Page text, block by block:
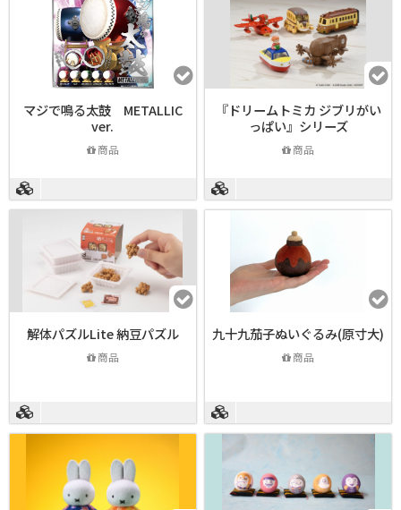
マジで鳴る太鼓 METALLIC
ver.
商品
『ドリームトミカ ジブリがい
っぱい』シリーズ
商品
解体パズルLite 納豆パズル
商品
九十九茄子ぬいぐるみ(原寸大)
商品